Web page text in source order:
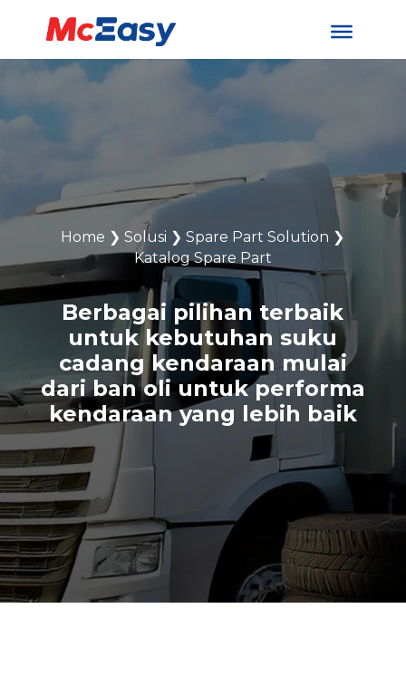
Home ❯Solusi ❯Spare Part Solution ❯
Katalog Spare Part
Berbagai pilihan terbaik
untuk kebutuhan suku
cadang kendaraan mulai
dari ban oli untuk performa
kendaraan yang lebih baik